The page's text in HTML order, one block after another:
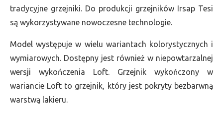
tradycyjne grzejniki. Do produkcji grzejników Irsap Tesi
są wykorzystywane nowoczesne technologie.
Model występuje w wielu wariantach kolorystycznych i
wymiarowych. Dostępny jest również w niepowtarzalnej
wersji wykończenia Loft. Grzejnik wykończony w
wariancie Loft to grzejnik, który jest pokryty bezbarwną
warstwą lakieru.